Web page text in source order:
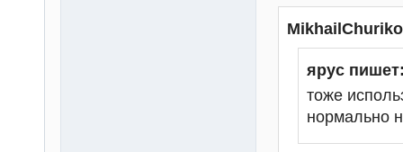
ярус
тоже
нормально